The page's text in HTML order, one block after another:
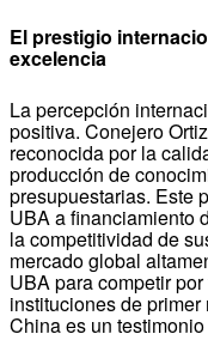
El prestigio
excelencia
La percepción
positiva. Conejero
reconocida por la
producción de
presupuestarias. Este
UBA a financiamiento
la competitividad de
mercado global
UBA para competir
instituciones de
China es un